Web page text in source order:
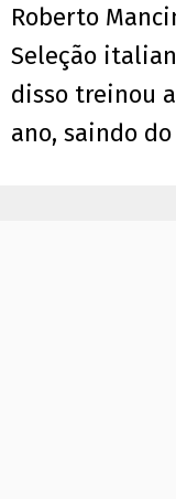
Roberto
Seleção
disso treinou
ano, saindo